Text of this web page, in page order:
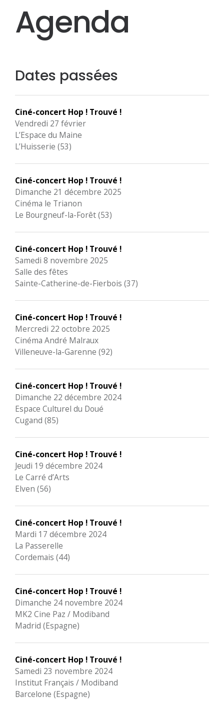
Agenda
Dates passées
Ciné-concert Hop ! Trouvé !
Vendredi 27 février
L’Espace du Maine
L’Huisserie (53)
Ciné-concert Hop ! Trouvé !
Dimanche 21 décembre 2025
Cinéma le Trianon
Le Bourgneuf-la-Forêt (53)
Ciné-concert Hop ! Trouvé !
Samedi 8 novembre 2025
Salle des fêtes
Sainte-Catherine-de-Fierbois (37)
Ciné-concert Hop ! Trouvé !
Mercredi 22 octobre 2025
Cinéma André Malraux
Villeneuve-la-Garenne (92)
Ciné-concert Hop ! Trouvé !
Dimanche 22 décembre 2024
Espace Culturel du Doué
Cugand (85)
Ciné-concert Hop ! Trouvé !
Jeudi 19 décembre 2024
Le Carré d’Arts
Elven (56)
Ciné-concert Hop ! Trouvé !
Mardi 17 décembre 2024
La Passerelle
Cordemais (44)
Ciné-concert Hop ! Trouvé !
Dimanche 24 novembre 2024
MK2 Cine Paz / Modiband
Madrid (Espagne)
Ciné-concert Hop ! Trouvé !
Samedi 23 novembre 2024
Institut Français / Modiband
Barcelone (Espagne)